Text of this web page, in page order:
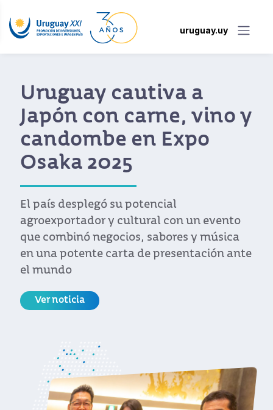
uruguay.uy
Informe anual de
comercio exterior de
Uruguay en 2023
económica y consolidó a Asia como un
socio clave. Hay buenos pronósticos para
Ver noticia